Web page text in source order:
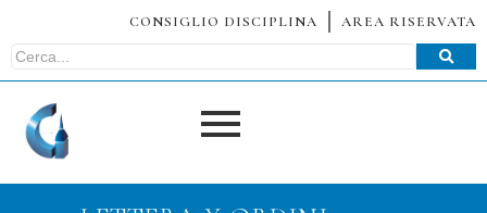
CONSIGLIO DISCIPLINA AREA RISERVATA